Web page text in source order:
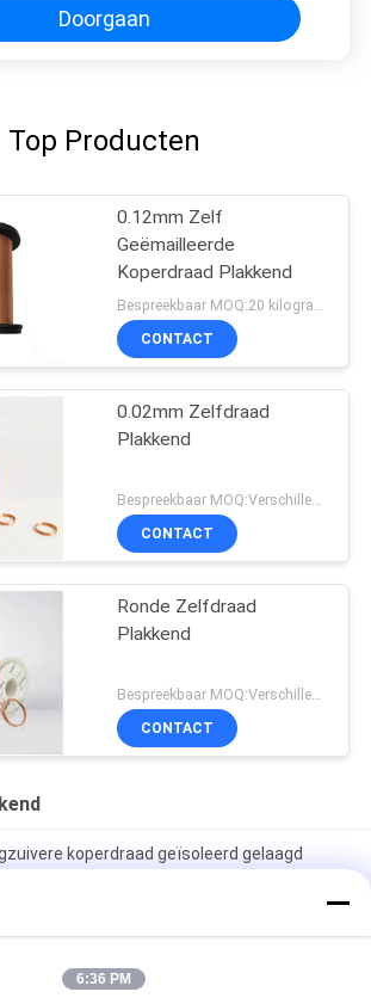
Doorgaan
Top Producten
0.12mm Zelf
Geëmailleerde
Koperdraad Plakkend
Bespreekbaar MOQ:20 kilogram/Kilogram
CONTACT
0.02mm Zelfdraad
Plakkend
CONTACT
Ronde Zelfdraad
Plakkend
CONTACT
koperdraad geïsoleerd gelaagd
met warm windglazuur voor
koperdraad zelfklevend
6:36 PM